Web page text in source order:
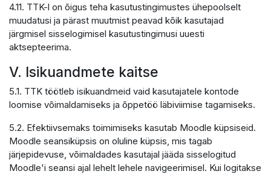
4.11. TTK-l on õigus teha kasutustingimustes ühepoolselt
muudatusi ja pärast muutmist peavad kõik kasutajad
järgmisel sisselogimisel kasutustingimusi uuesti
aktsepteerima.
V. Isikuandmete kaitse
5.1. TTK töötleb isikuandmeid vaid kasutajatele kontode
loomise võimaldamiseks ja õppetöö läbiviimise tagamiseks.
5.2. Efektiivsemaks toimimiseks kasutab Moodle küpsiseid.
Moodle seansiküpsis on oluline küpsis, mis tagab
järjepidevuse, võimaldades kasutajal jääda sisselogitud
Moodle'i seansi ajal lehelt lehele navigeerimisel. Kui logitakse